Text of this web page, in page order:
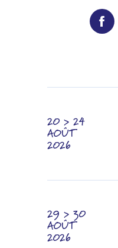
20 > 24
AOÛT
2026
29 > 30
AOÛT
2026